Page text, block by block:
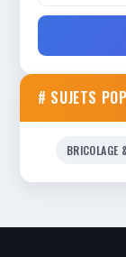
# SUJETS
BRICOLAGE